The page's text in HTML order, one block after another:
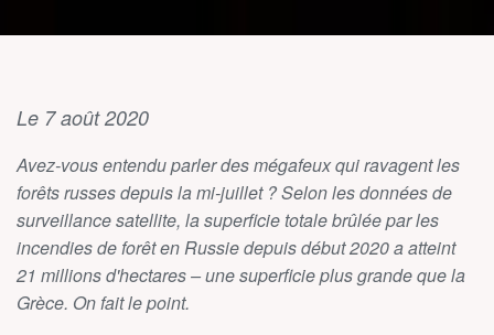
Le 7 août 2020
Avez-vous entendu parler des mégafeux qui ravagent les
forêts russes depuis la mi-juillet ? Selon les données de
surveillance satellite, la superficie totale brûlée par les
incendies de forêt en Russie depuis début 2020 a atteint
21 millions d'hectares – une superficie plus grande que la
Grèce. On fait le point.